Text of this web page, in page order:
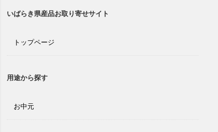
いばらき県産品お取り寄せサイト
トップページ
用途から探す
お中元